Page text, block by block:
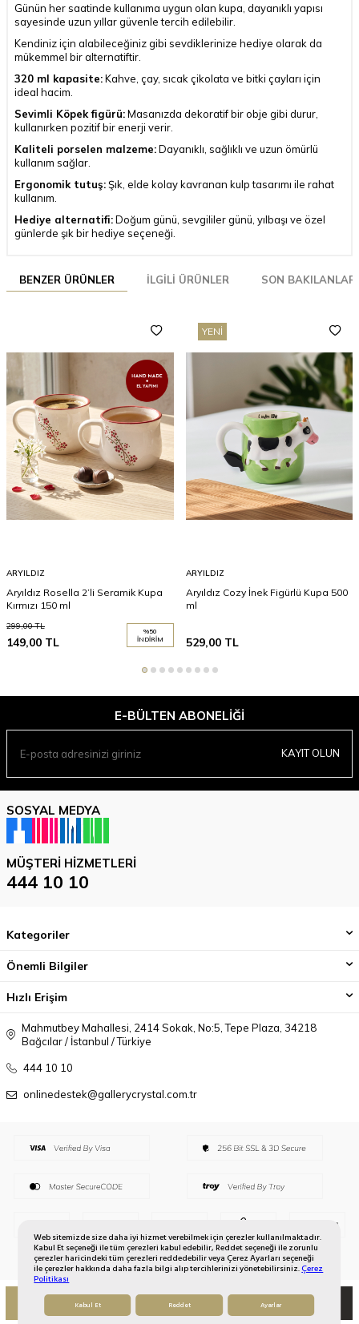
Web sitemizde size daha iyi hizmet verebilmek için çerezler kullanılmaktadır.
Kabul Et seçeneği ile tüm çerezleri kabul edebilir, Reddet seçeneği ile zorunlu
çerezler haricindeki tüm çerezleri reddedebilir veya Çerez Ayarları seçeneği
ile çerezler hakkında daha fazla bilgi alıp tercihlerinizi yönetebilirsiniz.Çerez
Politikası
Kabul Et Reddet Ayarlar
SEPETE EKLE HEMEN AL
Günün her saatinde kullanıma uygun olan kupa, dayanıklı yapısı
sayesinde uzun yıllar güvenle tercih edilebilir.
Kendiniz için alabileceğiniz gibi sevdiklerinize hediye olarak da
mükemmel bir alternatiftir.
320 ml kapasite:Kahve, çay, sıcak çikolata ve bitki çayları için
ideal hacim.
Sevimli Köpek figürü:Masanızda dekoratif bir obje gibi durur,
kullanırken pozitif bir enerji verir.
Kaliteli porselen malzeme:Dayanıklı, sağlıklı ve uzun ömürlü
kullanım sağlar.
Ergonomik tutuş:Şık, elde kolay kavranan kulp tasarımı ile rahat
kullanım.
Hediye alternatifi:Doğum günü, sevgililer günü, yılbaşı ve özel
günlerde şık bir hediye seçeneği.
BENZER ÜRÜNLER İLGILI ÜRÜNLER SON BAKILANLAR
ARYILDIZ
Aryıldız Rosella 2’li Seramik Kupa
Kırmızı 150 ml
299,00TL
149,00 TL
%50
İNDIRIM
YENI
ARYILDIZ
Aryıldız Cozy İnek Figürlü Kupa 500
ml
529,00TL
E-BÜLTEN ABONELIĞI
KAYIT OLUN
SOSYAL MEDYA
MÜŞTERI HIZMETLERI
444 10 10
Kategoriler
Önemli Bilgiler
Hızlı Erişim
Mahmutbey Mahallesi, 2414 Sokak, No:5, Tepe Plaza, 34218
Bağcılar / İstanbul / Türkiye
444 10 10
onlinedestek@gallerycrystal.com.tr